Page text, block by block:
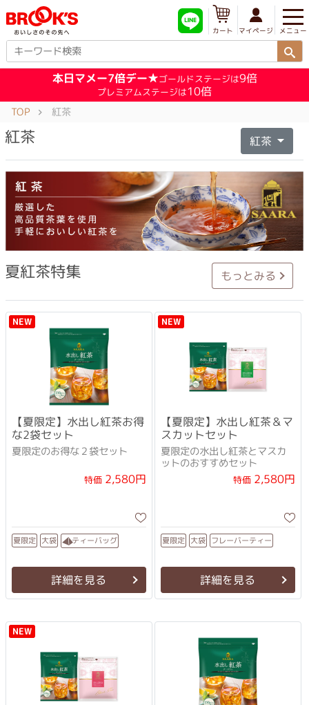
メニュー
マイページ
カート
本日マメー7倍デー★ゴールドステージは9倍
プレミアムステージは10倍
TOP 紅茶
紅茶 紅茶
夏紅茶特集 もっとみる
NEW
【夏限定】水出し紅茶お得
な2袋セット
夏限定のお得な２袋セット
特価2,580円
夏限定 大袋 ティーバッグ
詳細を見る
NEW
【夏限定】水出し紅茶＆マ
スカットセット
夏限定の水出し紅茶とマスカ
ットのおすすめセット
特価2,580円
夏限定 大袋 フレーバーティー
詳細を見る
NEW